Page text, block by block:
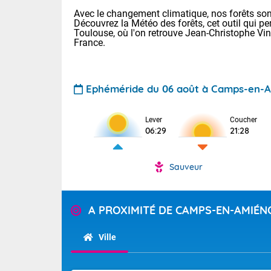
Avec le changement climatique, nos forêts
Découvrez la Météo des forêts, cet outil qui
Toulouse, où l'on retrouve Jean-Christophe
France.
Ephéméride du 06 août à Camps-en-
Lever
06:29
Coucher
21:28
Sauveur
A PROXIMITÉ DE CAMPS-EN-
Ville
Voici les
: 18/23 Paris
Clermont-Fd
Limoges :
Lille : 19/24
Risque